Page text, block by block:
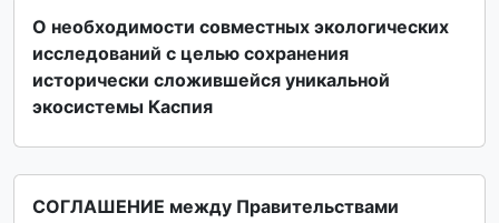
О необходимости совместных экологических
исследований с целью сохранения
исторически сложившейся уникальной
экосистемы Каспия
СОГЛАШЕНИЕ между Правительствами